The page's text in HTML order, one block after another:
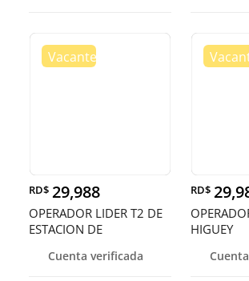
RD$ 29,988
OPERADOR LIDER T2 DE
ESTACION DE
Cuenta verificada
RD$
HIGUEY